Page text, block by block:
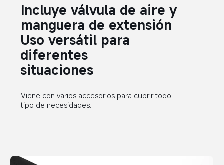
Incluye válvula de aire y
manguera de extensión
Uso versátil para
diferentes
situaciones
Viene con varios accesorios para cubrir todo
tipo de necesidades.